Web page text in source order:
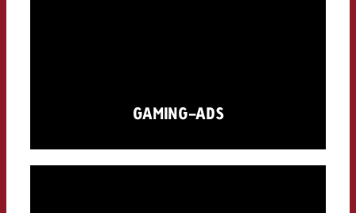
GAMING-ADS